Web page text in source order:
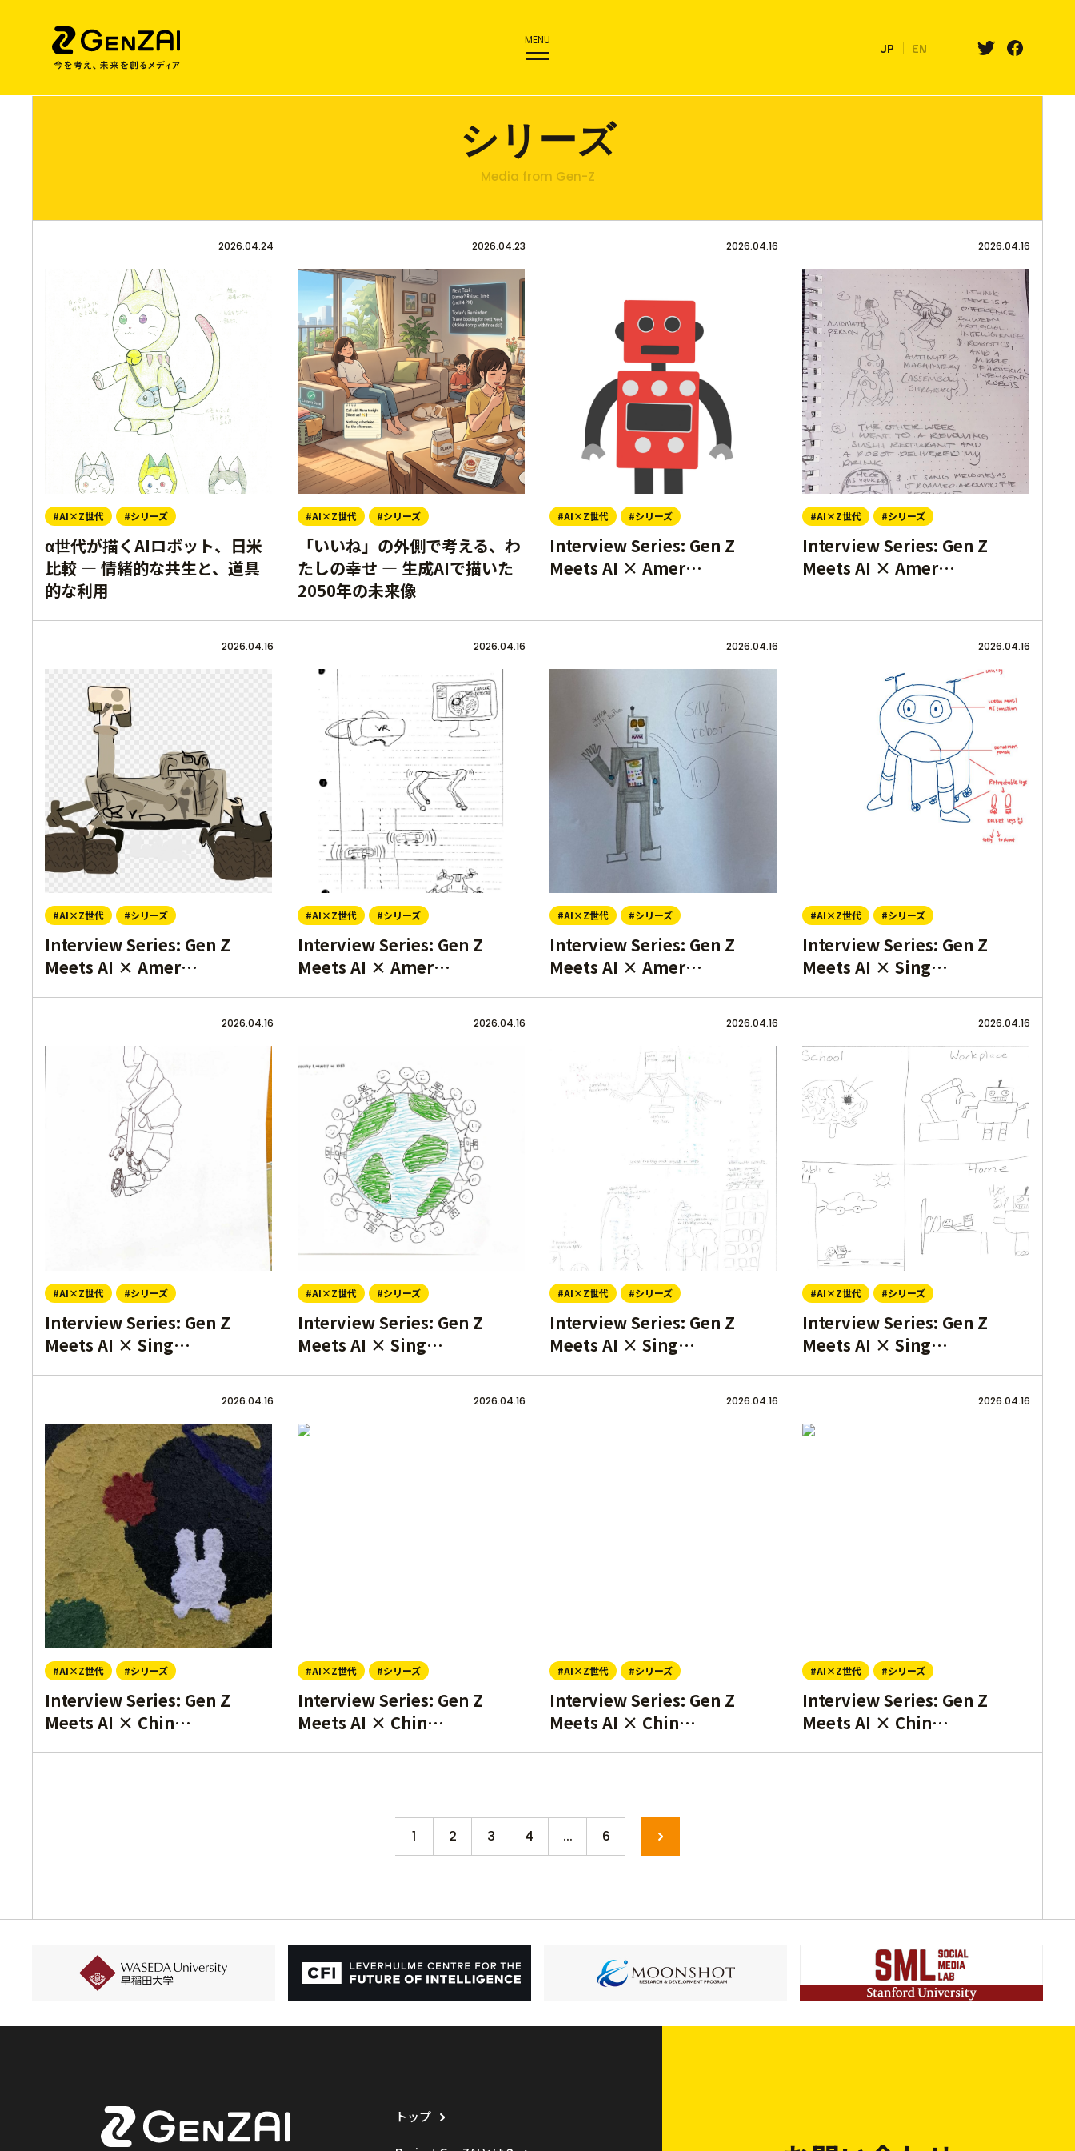
MENU
JP EN
シリーズ
Media from Gen-Z
2026.04.24
#AI×Z世代 #シリーズ
α世代が描くAIロボット、日米
比較 ― 情緒的な共生と、道具
的な利用
2026.04.23
#AI×Z世代 #シリーズ
「いいね」の外側で考える、わ
たしの幸せ ― 生成AIで描いた
2050年の未来像
2026.04.16
#AI×Z世代 #シリーズ
Interview Series: Gen Z
Meets AI × Amer…
2026.04.16
#AI×Z世代 #シリーズ
Interview Series: Gen Z
Meets AI × Amer…
2026.04.16
#AI×Z世代 #シリーズ
Interview Series: Gen Z
Meets AI × Amer…
2026.04.16
#AI×Z世代 #シリーズ
Interview Series: Gen Z
Meets AI × Amer…
2026.04.16
#AI×Z世代 #シリーズ
Interview Series: Gen Z
Meets AI × Amer…
2026.04.16
#AI×Z世代 #シリーズ
Interview Series: Gen Z
Meets AI × Sing…
2026.04.16
#AI×Z世代 #シリーズ
Interview Series: Gen Z
Meets AI × Sing…
2026.04.16
#AI×Z世代 #シリーズ
Interview Series: Gen Z
Meets AI × Sing…
2026.04.16
#AI×Z世代 #シリーズ
Interview Series: Gen Z
Meets AI × Sing…
2026.04.16
#AI×Z世代 #シリーズ
Interview Series: Gen Z
Meets AI × Sing…
2026.04.16
#AI×Z世代 #シリーズ
Interview Series: Gen Z
Meets AI × Chin…
2026.04.16
#AI×Z世代 #シリーズ
Interview Series: Gen Z
Meets AI × Chin…
2026.04.16
#AI×Z世代 #シリーズ
Interview Series: Gen Z
Meets AI × Chin…
2026.04.16
#AI×Z世代 #シリーズ
Interview Series: Gen Z
Meets AI × Chin…
1 2 3 4 ... 6
トップ
If you have If you
any questions or